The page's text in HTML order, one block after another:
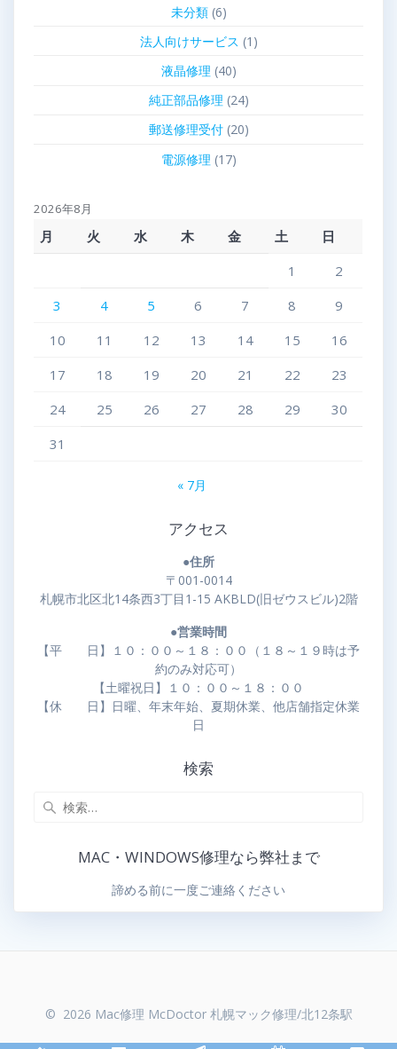
未分類(6)
法人向けサービス (1)
液晶修理 (40)
純正部品修理 (24)
郵送修理受付(20)
電源修理 (17)
2026年8月
月 火 水 木 金 土
日
1
2
3
4 5 6 7 8
9
10
11 12 13 14 15
16
17
18 19 20 21 22
23
24
25 26 27 28 29
30
31
« 7月
アクセス
●住所
〒001-0014
札幌市北区北14条西3丁目1-15 AKBLD(旧ゼウスビル)2階
●営業時間
【平 日】１０：００～１８：００（１８～１９時は予
約のみ対応可）
【土曜祝日】１０：００～１８：００
【休 日】日曜、年末年始、夏期休業、他店舗指定休業
日
検索
MAC・WINDOWS修理なら弊社まで
諦める前に一度ご連絡ください
© 2026 Mac修理 McDoctor 札幌マック修理/北12条駅